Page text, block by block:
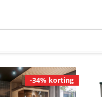
-34% korting